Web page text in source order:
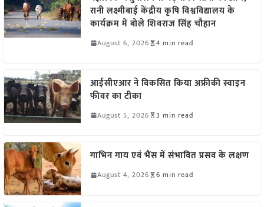
रानी लक्ष्मीबाई केंद्रीय कृषि विश्वविद्यालय के
कार्यक्रम में बोले शिवराज सिंह चौहान
August 6, 2026 4 min read
आईसीएआर ने विकसित किया अफ्रीकी स्वाइन
फीवर का टीका
August 5, 2026 3 min read
गाभिन गाय एवं भैंस में संभावित प्रसव के लक्षण
August 4, 2026 6 min read